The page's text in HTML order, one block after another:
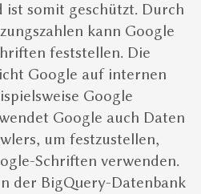
ist somit geschützt. Durch
kann Google
feststellen. Die
Google auf internen
Google
Google auch Daten
um festzustellen,
Schriften verwenden.
der BigQuery-Datenbank